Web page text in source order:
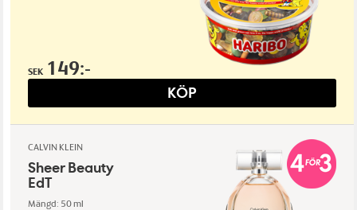
SEK 149:-
KÖP
CALVIN KLEIN
Sheer Beauty
EdT
Mängd: 50 ml